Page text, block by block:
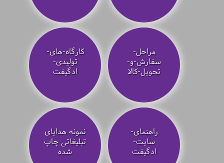
مراحل-
سفارش-و-
تحویل-کالا
کارگاه-های-
تولیدی-
ادگیفت
راهنمای-
سایت-
ادگیفت
نمونه هدایای
تبلیغاتی چاپ
شده